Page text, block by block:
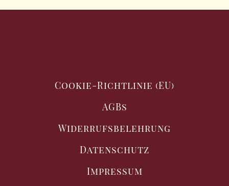
Cookie-Richtlinie (EU)
AGBs
Widerrufsbelehrung
Datenschutz
Impressum